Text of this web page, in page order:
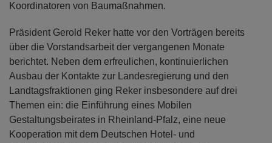
Koordinatoren von Baumaßnahmen.
Präsident Gerold Reker hatte vor den Vorträgen bereits
über die Vorstandsarbeit der vergangenen Monate
berichtet. Neben dem erfreulichen, kontinuierlichen
Ausbau der Kontakte zur Landesregierung und den
Landtagsfraktionen ging Reker insbesondere auf drei
Themen ein: die Einführung eines Mobilen
Gestaltungsbeirates in Rheinland-Pfalz, eine neue
Kooperation mit dem Deutschen Hotel- und